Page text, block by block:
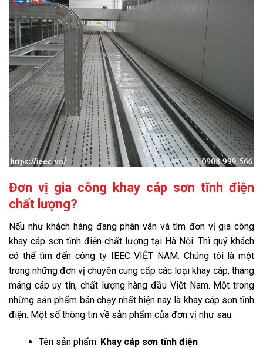
Đơn vị gia công khay cáp sơn tĩnh điện
chất lượng?
Nếu như khách hàng đang phân vân và tìm đơn vị gia công
khay cáp sơn tĩnh điện chất lượng tại Hà Nội. Thì quý khách
có thể tìm đến công ty IEEC VIỆT NAM. Chúng tôi là một
trong những đơn vị chuyên cung cấp các loại khay cáp, thang
máng cáp uy tín, chất lượng hàng đầu Việt Nam. Một trong
những sản phẩm bán chạy nhất hiện nay là khay cáp sơn tĩnh
điện. Một số thông tin về sản phẩm của đơn vị như sau:
Tên sản phẩm: Khay cáp sơn tĩnh điện